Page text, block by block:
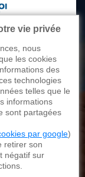
vie privée
nous
les cookies
des
technologies
telles que le
informations
sont partagées
par google)
retirer son
négatif sur